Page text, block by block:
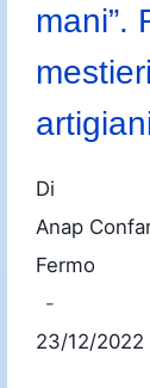
mani”.
Di
Anap
Fermo
23/12/2022